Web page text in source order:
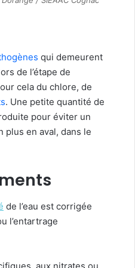
qui demeurent
de l’étape de
cela du chlore, de
. Une petite quantité de
pour éviter un
plus en aval, dans le
de l’eau est corrigée
l’entartrage